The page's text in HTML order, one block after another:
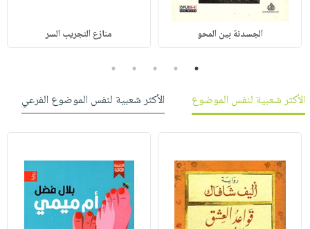
الجسدنة بين المحو منازع التجريب السر
1
2
3
4
5
الأكثر شعبية لنفس الموضوع
الأكثر شعبية لنفس الموضوع الفرعي